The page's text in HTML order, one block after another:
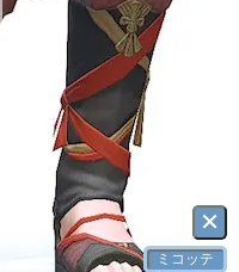
×
ミコッテ